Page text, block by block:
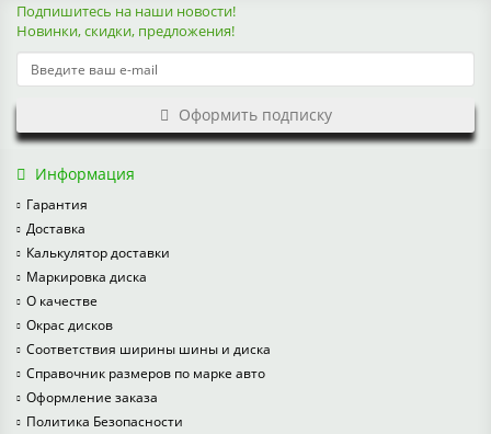
Подпишитесь на наши новости!
Новинки, скидки, предложения!
Оформить подписку
Информация
Гарантия
Доставка
Калькулятор доставки
Маркировка диска
О качестве
Окрас дисков
Соответствия ширины шины и диска
Справочник размеров по марке авто
Оформление заказа
Политика Безопасности